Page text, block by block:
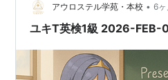
アウロステル学苑・本校 • 6
ユキT英検1級 2026-